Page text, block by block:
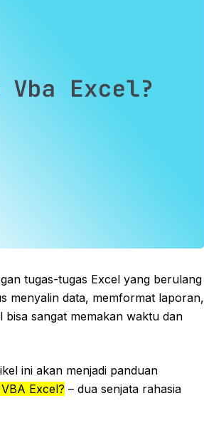
tugas-tugas Excel yang berulang
menyalin data, memformat laporan,
sangat memakan waktu dan
ini akan menjadi panduan
Excel? – dua senjata rahasia